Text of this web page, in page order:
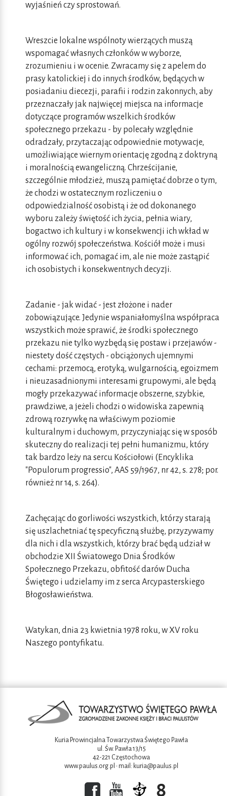
wyjaśnień czy sprostowań.
Wreszcie lokalne wspólnoty wierzących muszą
wspomagać własnych członków w wyborze,
zrozumieniu i w ocenie. Zwracamy się z apelem do
prasy katolickiej i do innych środków, będących w
posiadaniu diecezji, parafii i rodzin zakonnych, aby
przeznaczały jak najwięcej miejsca na informacje
dotyczące programów wszelkich środków
społecznego przekazu - by polecały względnie
odradzały, przytaczając odpowiednie motywacje,
umożliwiające wiernym orientację zgodną z doktryną
i moralnością ewangeliczną. Chrześcijanie,
szczególnie młodzież, muszą pamiętać dobrze o tym,
że chodzi w ostatecznym rozliczeniu o
odpowiedzialność osobistą i że od dokonanego
wyboru zależy świętość ich życia, pełnia wiary,
bogactwo ich kultury i w konsekwencji ich wkład w
ogólny rozwój społeczeństwa. Kościół może i musi
informować ich, pomagać im, ale nie może zastąpić
ich osobistych i konsekwentnych decyzji.
Zadanie - jak widać - jest złożone i nader
zobowiązujące. Jedynie wspaniałomyślna współpraca
wszystkich może sprawić, że środki społecznego
przekazu nie tylko wyzbędą się postaw i przejawów -
niestety dość częstych - obciążonych ujemnymi
cechami: przemocą, erotyką, wulgarnością, egoizmem
i nieuzasadnionymi interesami grupowymi, ale będą
mogły przekazywać informacje obszerne, szybkie,
prawdziwe, a jeżeli chodzi o widowiska zapewnią
zdrową rozrywkę na właściwym poziomie
kulturalnym i duchowym, przyczyniając się w sposób
skuteczny do realizacji tej pełni humanizmu, który
tak bardzo leży na sercu Kościołowi (Encyklika
"Populorum progressio", AAS 59/1967, nr 42, s. 278; por.
również nr 14, s. 264).
Zachęcając do gorliwości wszystkich, którzy starają
się uszlachetniać tę specyficzną służbę, przyzywamy
dla nich i dla wszystkich, którzy brać będą udział w
obchodzie XII Światowego Dnia Środków
Społecznego Przekazu, obfitość darów Ducha
Świętego i udzielamy im z serca Arcypasterskiego
Błogosławieństwa.
Watykan, dnia 23 kwietnia 1978 roku, w XV roku
Naszego pontyfikatu.
Kuria Prowincjalna Towarzystwa Świętego Pawła
ul. Św. Pawła 13/15
42-221 Częstochowa
www.paulus.org.pl • mail: kuria@paulus.pl